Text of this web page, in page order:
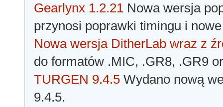
Gearlynx 1.2.21 Nowa wersja
przynosi poprawki timingu i
Nowa wersja DitherLab wraz z
do formatów .MIC, .GR8, .GR9
TURGEN 9.4.5 Wydano nową
9.4.5.